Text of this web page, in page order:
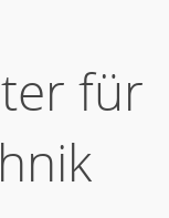
für